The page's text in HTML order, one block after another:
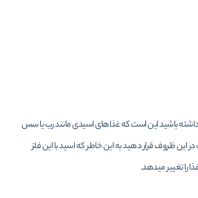
داشته باشید این است که غذاهای اسیدی مانند رب یا سس
این ظروف قرار دهید به این خاطر که اسید با این فلز
را تغییر میدهد.